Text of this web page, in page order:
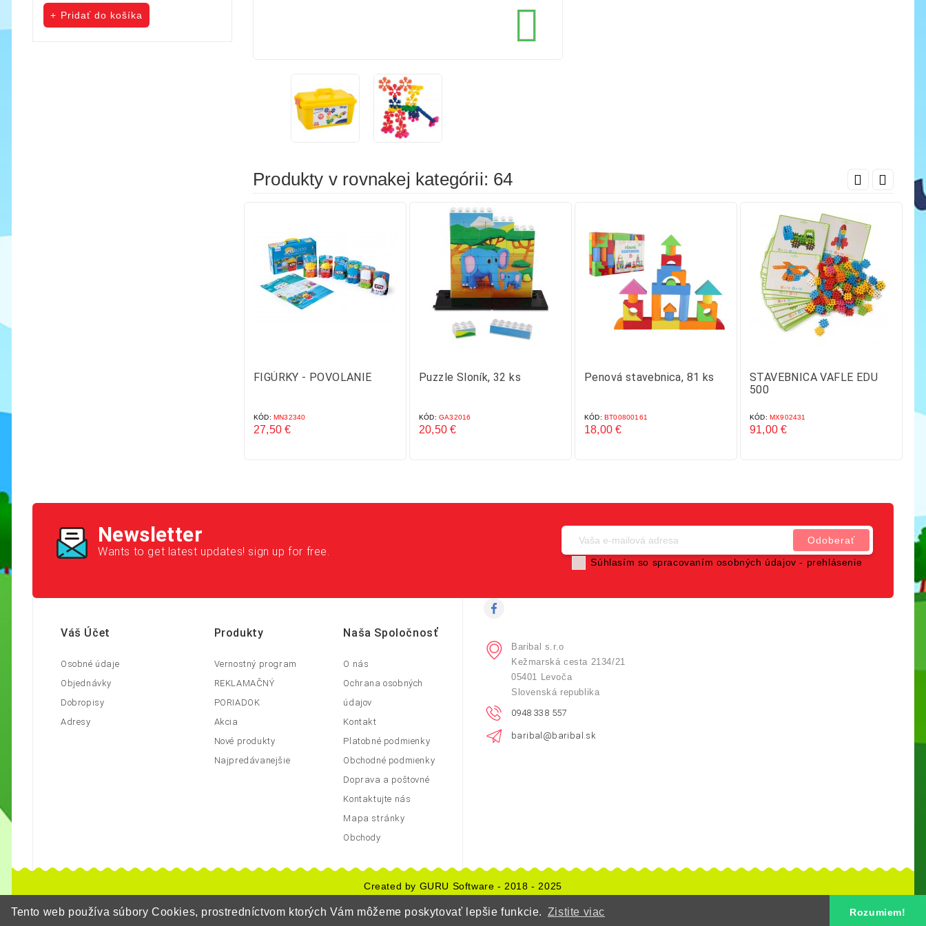
Tento web používa súbory Cookies, prostredníctvom ktorých Vám môžeme poskytovať lepšie funkcie. Zistite viac Rozumiem!
cena
Pridať do košíka 
Produkty v rovnakej kategórii: 64
FIGÚRKY - POVOLANIE
KÓD: MN32340
27,50 €
Puzzle Sloník, 32 ks
KÓD: GA32016
20,50 €
Penová stavebnica, 81 ks
KÓD: BT00800161
18,00 €
STAVEBNICA VAFLE EDU
500
KÓD: MX902431
91,00 €
Newsletter
Wants to get latest updates! sign up for free.
Súhlasím so spracovaním osobných údajov - prehlásenie
Váš Účet
Osobné údaje
Objednávky
Dobropisy
Adresy
Produkty
Vernostný program
REKLAMAČNÝ
PORIADOK
Akcia
Nové produkty
Najpredávanejšie
Naša Spoločnosť
O nás
Ochrana osobných
údajov
Kontakt
Platobné podmienky
Obchodné podmienky
Doprava a poštovné
Kontaktujte nás
Mapa stránky
Obchody
Baribal s.r.o
Kežmarská cesta 2134/21
05401 Levoča
Slovenská republika
0948 338 557
baribal@baribal.sk
Created by GURU Software - 2018 - 2025